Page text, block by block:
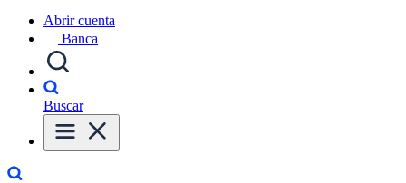
Abrir cuenta
Banca
Buscar